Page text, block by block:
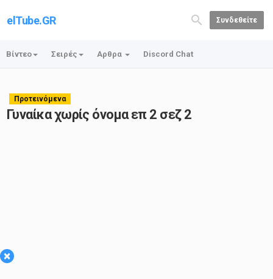
elTube.GR Συνδεθείτε
Βίντεο Σειρές Αρθρα Discord Chat
Προτεινόμενα
Γυναίκα χωρίς όνομα επ 2 σεζ 2
×